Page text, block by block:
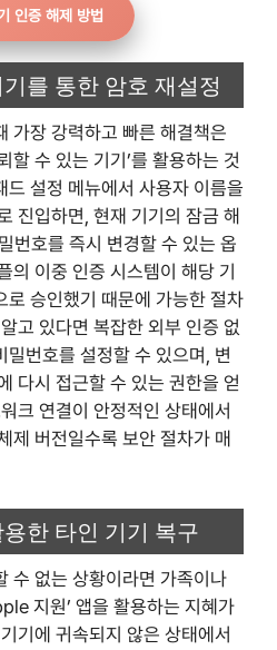
인증 해제 방법
를 통한 암호 재설정
가장 강력하고 빠른 해결책은
할 수 있는 기기’를 활용하는 것
드 설정 메뉴에서 사용자 이름을
진입하면, 현재 기기의 잠금 해
번호를 즉시 변경할 수 있는 옵
의 이중 인증 시스템이 해당 기
로 승인했기 때문에 가능한 절차
고 있다면 복잡한 외부 인증 없
밀번호를 설정할 수 있으며, 변
다시 접근할 수 있는 권한을 얻
크 연결이 안정적인 상태에서
제 버전일수록 보안 절차가 매
한 타인 기기 복구
수 없는 상황이라면 가족이나
지원’ 앱을 활용하는 지혜가
기에 귀속되지 않은 상태에서